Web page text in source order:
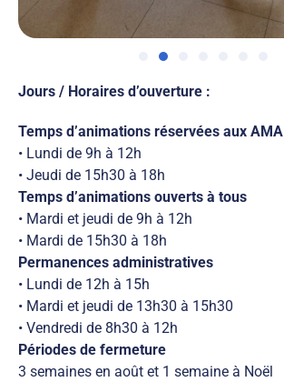
Jours / Horaires d’ouverture :
Temps d’animations réservées aux AMA
• Lundi de 9h à 12h
• Jeudi de 15h30 à 18h
Temps d’animations ouverts à tous
• Mardi et jeudi de 9h à 12h
• Mardi de 15h30 à 18h
Permanences administratives
• Lundi de 12h à 15h
• Mardi et jeudi de 13h30 à 15h30
• Vendredi de 8h30 à 12h
Périodes de fermeture
3 semaines en août et 1 semaine à Noël